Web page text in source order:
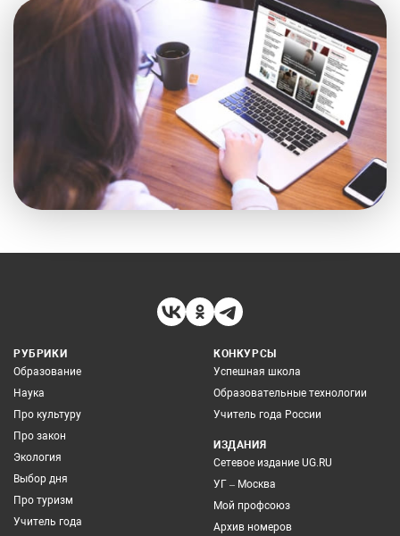
РУБРИКИ
Образование
Наука
Про культуру
Про закон
Экология
Выбор дня
Про туризм
Учитель года
КОНКУРСЫ
Успешная школа
Образовательные технологии
Учитель года России
ИЗДАНИЯ
Сетевое издание UG.RU
УГ – Москва
Мой профсоюз
Архив номеров